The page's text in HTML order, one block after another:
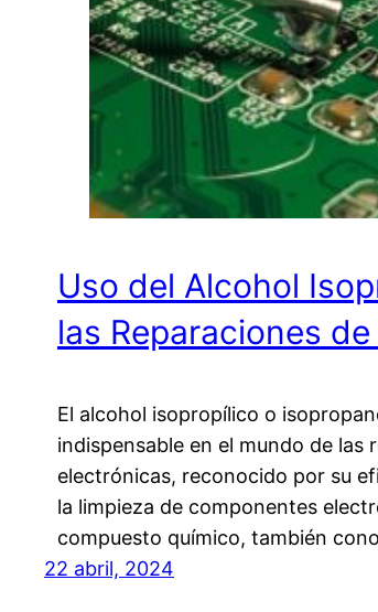
Uso del Alcohol
las Reparaciones
El alcohol isopropílico o
indispensable en el mundo de las
electrónicas, reconocido por su
la limpieza de componentes
compuesto químico, también
22 abril, 2024